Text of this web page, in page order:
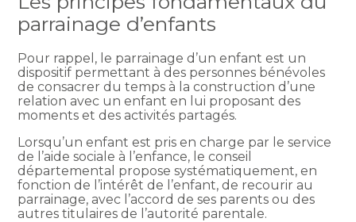
parrainage d’enfants
Pour rappel, le parrainage d’un enfant est un
dispositif permettant à des personnes bénévoles
de consacrer du temps à la construction d’une
relation avec un enfant en lui proposant des
moments et des activités partagés.
Lorsqu’un enfant est pris en charge par le service
de l’aide sociale à l’enfance, le conseil
départemental propose systématiquement, en
fonction de l’intérêt de l’enfant, de recourir au
parrainage, avec l’accord de ses parents ou des
autres titulaires de l’autorité parentale.